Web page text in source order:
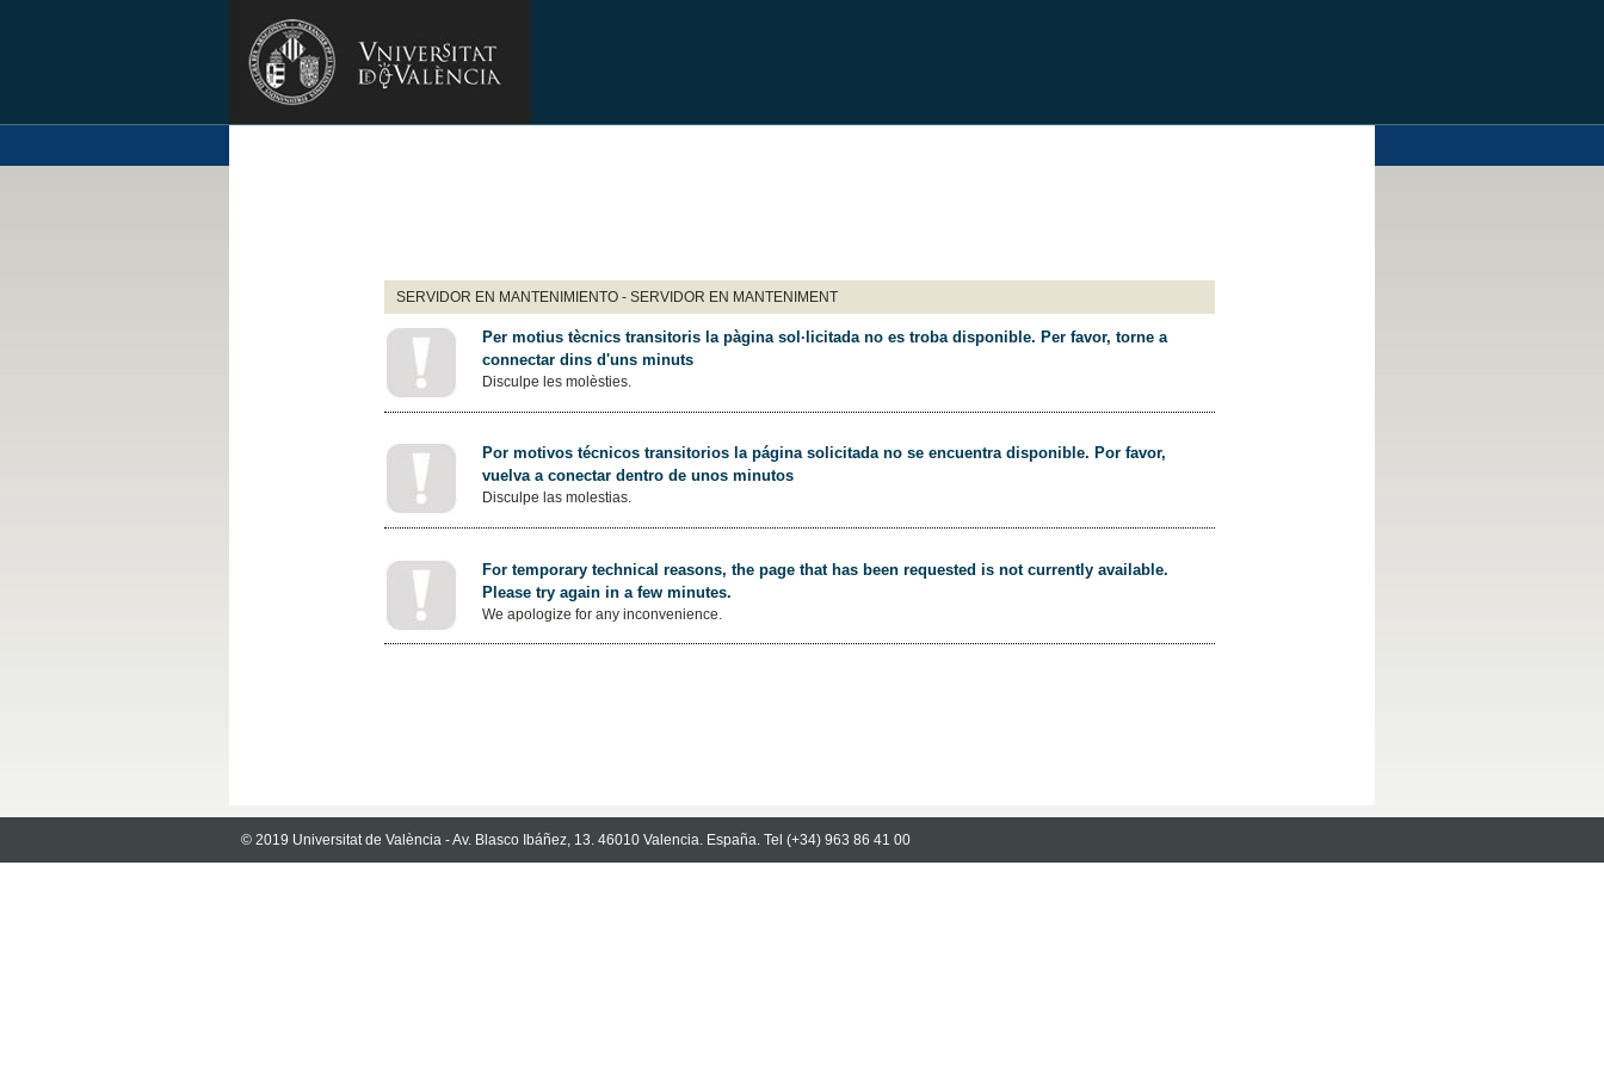
SERVIDOR EN MANTENIMIENTO - SERVIDOR EN MANTENIMENT
Per motius tècnics transitoris la pàgina sol·licitada no es troba disponible. Per favor, torne a
connectar dins d'uns minuts
Disculpe les molèsties.
Por motivos técnicos transitorios la página solicitada no se encuentra disponible. Por favor,
vuelva a conectar dentro de unos minutos
Disculpe las molestias.
For temporary technical reasons, the page that has been requested is not currently available.
Please try again in a few minutes.
We apologize for any inconvenience.
© 2019 Universitat de València - Av. Blasco Ibáñez, 13. 46010 Valencia. España. Tel (+34) 963 86 41 00